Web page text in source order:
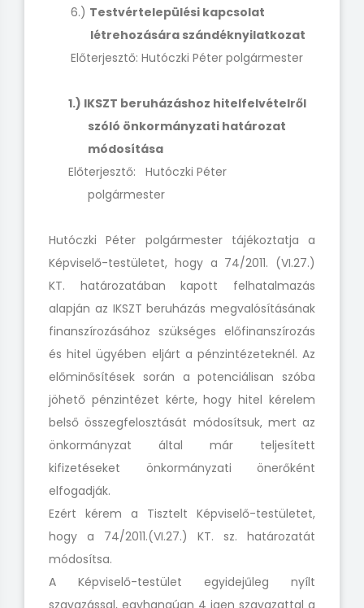
6.) Testvértelepülési kapcsolat
létrehozására szándéknyilatkozat
Előterjesztő: Hutóczki Péter polgármester
1.) IKSZT beruházáshoz hitelfelvételről
szóló önkormányzati határozat
módosítása
Előterjesztő: Hutóczki Péter
Hutóczki Péter polgármester tájékoztatja a
Képviselő-testületet, hogy a 74/2011. (VI.27.)
KT. határozatában kapott felhatalmazás
alapján az IKSZT beruházás megvalósításának
finanszírozásához szükséges előfinanszírozás
és hitel ügyében eljárt a pénzintézeteknél. Az
előminősítések során a potenciálisan szóba
jöhető pénzintézet kérte, hogy hitel kérelem
belső összegfelosztását módosítsuk, mert az
önkormányzat által már teljesített
kifizetéseket önkormányzati önerőként
elfogadják.
Ezért kérem a Tisztelt Képviselő-testületet,
hogy a 74/2011.(VI.27.) KT. sz. határozatát
módosítsa.
A Képviselő-testület egyidejűleg nyílt
szavazással, egyhangúan 4 igen szavazattal a